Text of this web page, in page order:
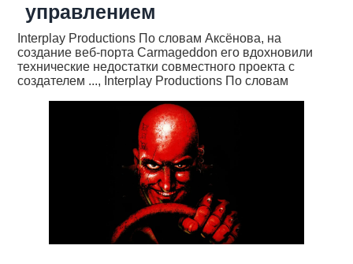
управлением
Interplay Productions По словам Аксёнова, на
создание веб-порта Carmageddon его вдохновили
технические недостатки совместного проекта с
создателем ..., Interplay Productions По словам